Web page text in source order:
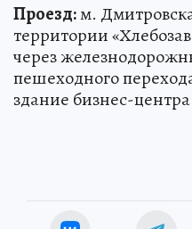
Проезд:м.
территории
через
пешеходного
здание бизнес-